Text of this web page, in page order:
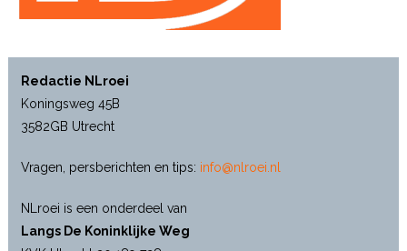
Redactie NLroei
Koningsweg 45B
3582GB Utrecht
Vragen, persberichten en tips: info@nlroei.nl
NLroei is een onderdeel van
Langs De Koninklijke Weg